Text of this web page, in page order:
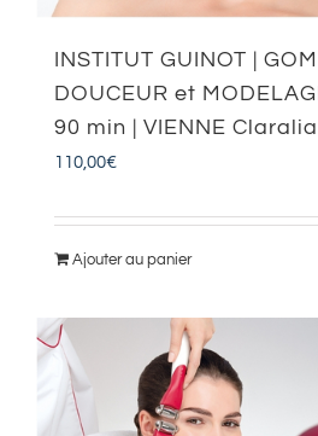
INSTITUT GUINOT |
DOUCEUR et
90 min | VIENNE
110,00€
Ajouter au panier